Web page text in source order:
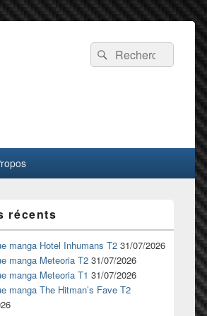
Recherche :
Rechercher
récents
manga Hotel Inhumans T2 31/07/2026
manga Meteoria T2 31/07/2026
manga Meteoria T1 31/07/2026
manga The Hitman’s Fave T2